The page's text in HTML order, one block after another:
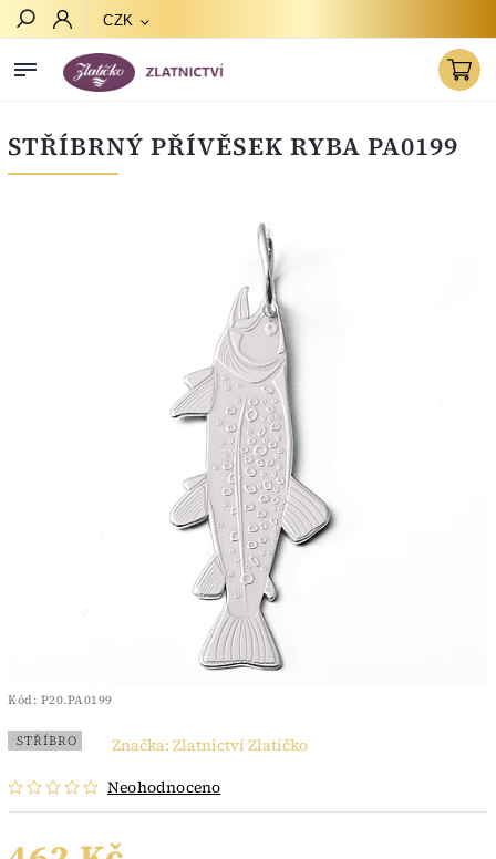
CZK
STŘÍBRNÝ PŘÍVĚSEK RYBA PA0199
Kód: P20.PA0199
STŘÍBRO
Neohodnoceno
Značka: Zlatnictví Zlatíčko